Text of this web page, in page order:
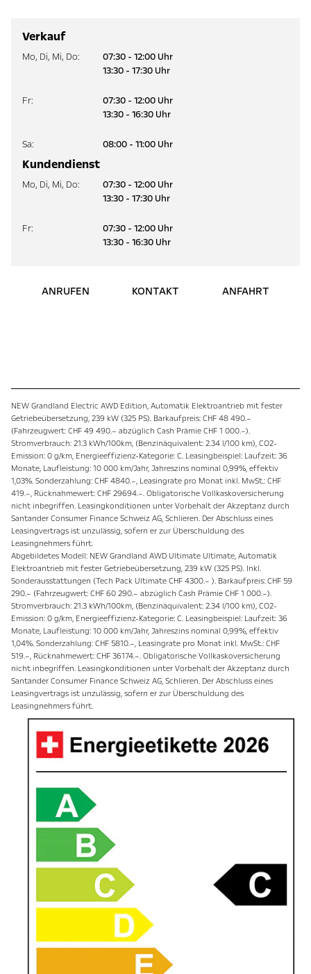
Verkauf
Mo, Di, Mi, Do:
07:30 - 12:00 Uhr
13:30 - 17:30 Uhr
Fr:
07:30 - 12:00 Uhr
13:30 - 16:30 Uhr
Sa: 08:00 - 11:00 Uhr
Kundendienst
Mo, Di, Mi, Do:
07:30 - 12:00 Uhr
13:30 - 17:30 Uhr
Fr:
07:30 - 12:00 Uhr
13:30 - 16:30 Uhr
ANRUFEN KONTAKT ANFAHRT
NEW Grandland Electric AWD Edition, Automatik Elektroantrieb mit fester
Getriebeübersetzung, 239 kW (325 PS). Barkaufpreis: CHF 48 490.–
(Fahrzeugwert: CHF 49 490.– abzüglich Cash Prämie CHF 1 000.–).
Stromverbrauch: 21.3 kWh/100km, (Benzinäquivalent: 2.34 l/100 km), CO2-
Emission: 0 g/km, Energieeffizienz-Kategorie: C. Leasingbeispiel: Laufzeit: 36
Monate, Laufleistung: 10 000 km/Jahr, Jahreszins nominal 0,99%, effektiv
1,03%. Sonderzahlung: CHF 4840.–, Leasingrate pro Monat inkl. MwSt.: CHF
419.–, Rücknahmewert: CHF 29694.–. Obligatorische Vollkaskoversicherung
nicht inbegriffen. Leasingkonditionen unter Vorbehalt der Akzeptanz durch
Santander Consumer Finance Schweiz AG, Schlieren. Der Abschluss eines
Leasingvertrags ist unzulässig, sofern er zur Überschuldung des
Leasingnehmers führt.
Abgebildetes Modell: NEW Grandland AWD Ultimate Ultimate, Automatik
Elektroantrieb mit fester Getriebeübersetzung, 239 kW (325 PS). Inkl.
Sonderausstattungen (Tech Pack Ultimate CHF 4300.– ). Barkaufpreis: CHF 59
290.– (Fahrzeugwert: CHF 60 290.– abzüglich Cash Prämie CHF 1 000.–).
Stromverbrauch: 21.3 kWh/100km, (Benzinäquivalent: 2.34 l/100 km), CO2-
Emission: 0 g/km, Energieeffizienz-Kategorie: C. Leasingbeispiel: Laufzeit: 36
Monate, Laufleistung: 10 000 km/Jahr, Jahreszins nominal 0,99%, effektiv
1,04%. Sonderzahlung: CHF 5810.–, Leasingrate pro Monat inkl. MwSt.: CHF
519.–, Rücknahmewert: CHF 36174.–. Obligatorische Vollkaskoversicherung
nicht inbegriffen. Leasingkonditionen unter Vorbehalt der Akzeptanz durch
Santander Consumer Finance Schweiz AG, Schlieren. Der Abschluss eines
Leasingvertrags ist unzulässig, sofern er zur Überschuldung des
Leasingnehmers führt.